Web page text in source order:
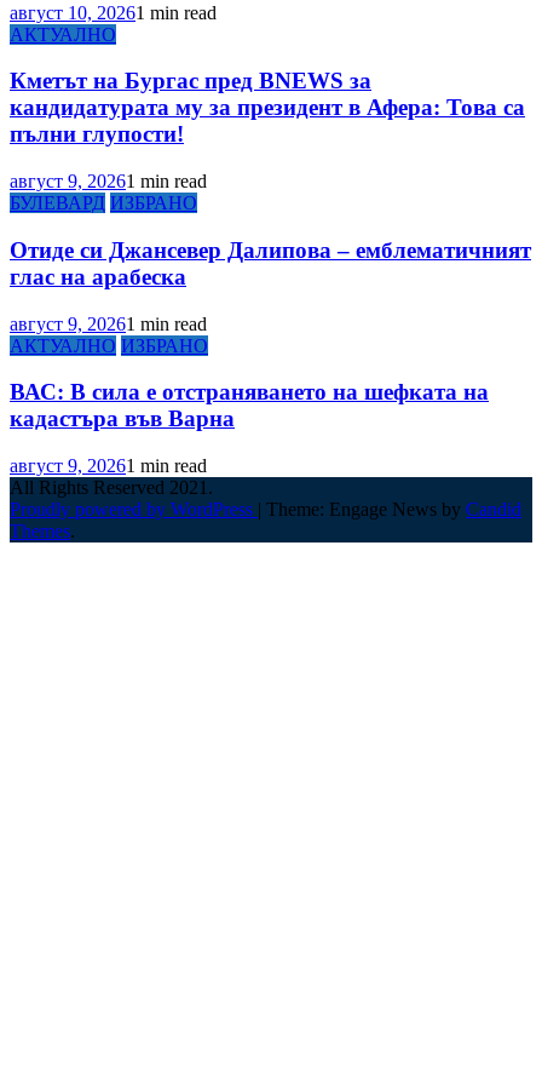
август 10, 20261 min read
АКТУАЛНО
Кметът на Бургас пред BNEWS за
кандидатурата му за президент в Афера: Това са
пълни глупости!
август 9, 20261 min read
БУЛЕВАРД ИЗБРАНО
Отиде си Джансевер Далипова – емблематичният
глас на арабеска
август 9, 20261 min read
АКТУАЛНО ИЗБРАНО
ВАС: В сила е отстраняването на шефката на
кадастъра във Варна
август 9, 20261 min read
All Rights Reserved 2021.
Proudly powered by WordPress | Theme: Engage News by Candid
Themes.